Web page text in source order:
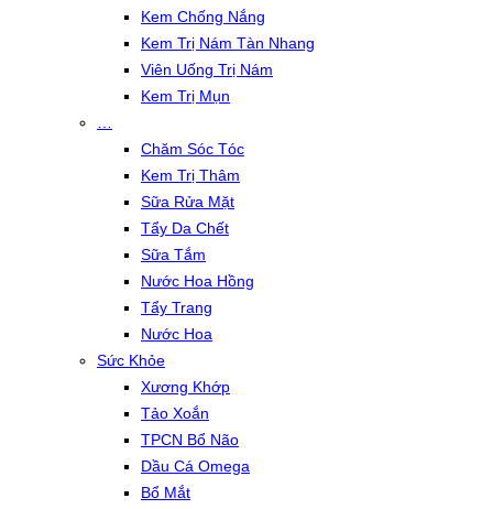
Kem Chống Nắng
Kem Trị Nám Tàn Nhang
Viên Uống Trị Nám
Kem Trị Mụn
Chăm Sóc Tóc
Kem Trị Thâm
Sữa Rửa Mặt
Tẩy Da Chết
Sữa Tắm
Nước Hoa Hồng
Tẩy Trang
Nước Hoa
Sức Khỏe
Xương Khớp
Tảo Xoắn
TPCN Bổ Não
Dầu Cá Omega
Bổ Mắt